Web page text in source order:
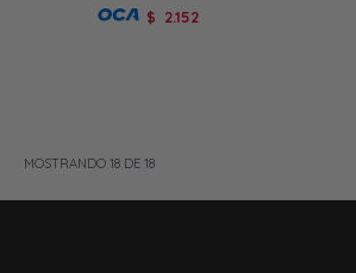
$ 2.152
MOSTRANDO 18 DE 18